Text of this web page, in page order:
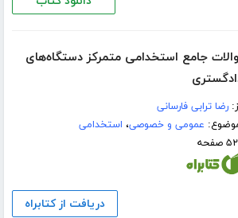
جامع استخدامی متمرکز دستگاه‌های
رضا ترابی فارسانی
عمومی و خصوصی، استخدامی
صفحه
دریافت از کتابراه